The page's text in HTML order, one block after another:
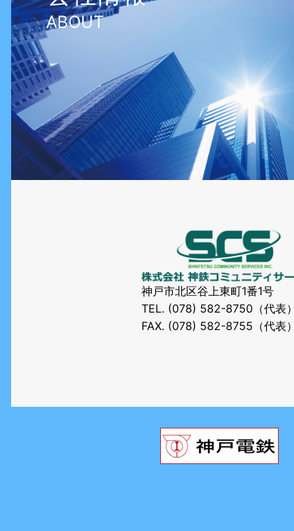
ABOUT
神戸市北区谷上東町1番1号
TEL. (078) 582-8750 （代表）
FAX. (078) 582-8755（代表）